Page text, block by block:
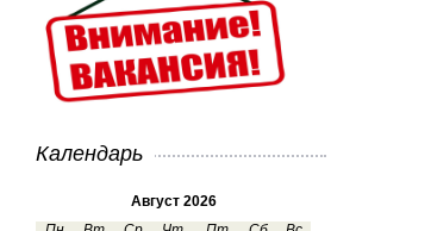
Календарь
Август 2026